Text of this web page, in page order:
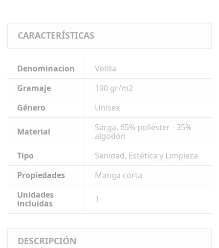
CARACTERÍSTICAS
Denominacion
Velilla
Gramaje
190 gr/m2
Género
Unisex
Material
Sarga. 65% poliéster - 35%
algodón
Tipo
Sanidad, Estética y Limpieza
Propiedades
Manga corta
Unidades
incluidas
1
DESCRIPCIÓN